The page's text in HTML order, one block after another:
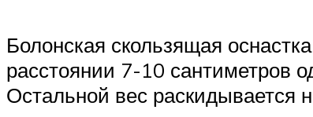
Болонская скользящая
расстоянии 7-10 сантиметров
Остальной вес раскидывается